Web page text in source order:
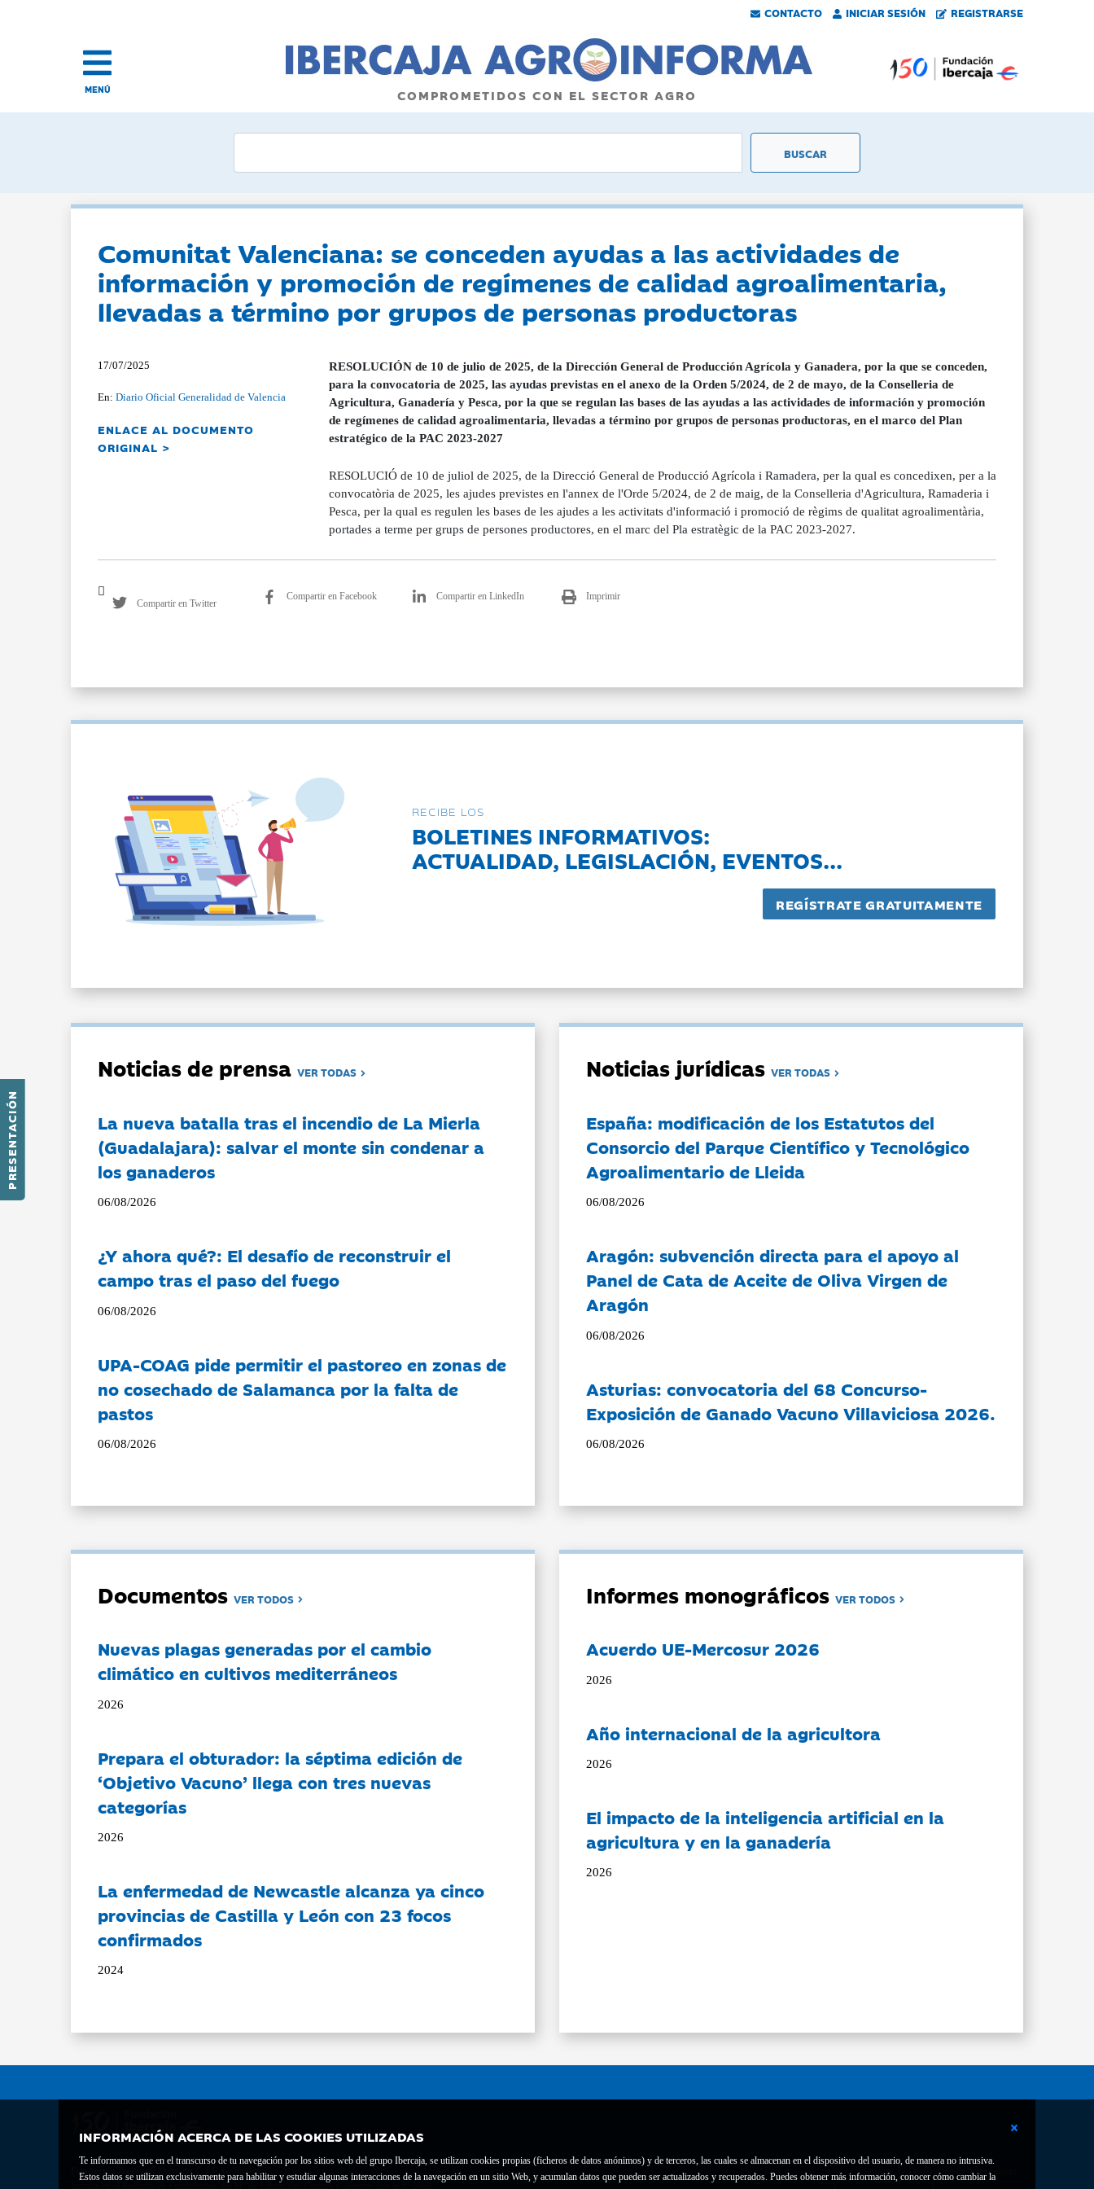
CONTACTO INICIAR SESIÓN REGISTRARSE
PRESENTACIÓN
MENÚ COMPROMETIDOS CON EL SECTOR AGRO
INFORMACIÓN ACERCA DE LAS COOKIES UTILIZADAS
Te informamos que en el transcurso de tu navegación por los sitios web del grupo Ibercaja, se utilizan cookies propias (ficheros de datos anónimos) y de terceros, las cuales se almacenan en el dispositivo del usuario, de manera no intrusiva.
Estos datos se utilizan exclusivamente para habilitar y estudiar algunas interacciones de la navegación en un sitio Web, y acumulan datos que pueden ser actualizados y recuperados. Puedes obtener más información, conocer cómo cambiar la
Comunitat Valenciana: se conceden ayudas a las actividades de
información y promoción de regímenes de calidad agroalimentaria,
llevadas a término por grupos de personas productoras
17/07/2025
En:Diario Oficial Generalidad de Valencia
ENLACE AL DOCUMENTO
ORIGINAL >
RESOLUCIÓN de 10 de julio de 2025, de la Dirección General de Producción Agrícola y Ganadera, por la que se conceden,
para la convocatoria de 2025, las ayudas previstas en el anexo de la Orden 5/2024, de 2 de mayo, de la Conselleria de
Agricultura, Ganadería y Pesca, por la que se regulan las bases de las ayudas a las actividades de información y promoción
de regímenes de calidad agroalimentaria, llevadas a término por grupos de personas productoras, en el marco del Plan
estratégico de la PAC 2023-2027
RESOLUCIÓ de 10 de juliol de 2025, de la Direcció General de Producció Agrícola i Ramadera, per la qual es concedixen, per a la
convocatòria de 2025, les ajudes previstes en l'annex de l'Orde 5/2024, de 2 de maig, de la Conselleria d'Agricultura, Ramaderia i
Pesca, per la qual es regulen les bases de les ajudes a les activitats d'informació i promoció de règims de qualitat agroalimentària,
portades a terme per grups de persones productores, en el marc del Pla estratègic de la PAC 2023-2027.
Compartir en Twitter
Compartir en Facebook Compartir en LinkedIn Imprimir
RECIBE LOS
BOLETINES INFORMATIVOS:
ACTUALIDAD, LEGISLACIÓN, EVENTOS...
Noticias de prensaVER TODAS
La nueva batalla tras el incendio de La Mierla
(Guadalajara): salvar el monte sin condenar a
los ganaderos
06/08/2026
¿Y ahora qué?: El desafío de reconstruir el
campo tras el paso del fuego
06/08/2026
UPA-COAG pide permitir el pastoreo en zonas de
no cosechado de Salamanca por la falta de
pastos
06/08/2026
Noticias jurídicasVER TODAS
España: modificación de los Estatutos del
Consorcio del Parque Científico y Tecnológico
Agroalimentario de Lleida
06/08/2026
Aragón: subvención directa para el apoyo al
Panel de Cata de Aceite de Oliva Virgen de
Aragón
06/08/2026
Asturias: convocatoria del 68 Concurso-
Exposición de Ganado Vacuno Villaviciosa 2026.
06/08/2026
DocumentosVER TODOS
Nuevas plagas generadas por el cambio
climático en cultivos mediterráneos
2026
Prepara el obturador: la séptima edición de
‘Objetivo Vacuno’ llega con tres nuevas
categorías
2026
La enfermedad de Newcastle alcanza ya cinco
provincias de Castilla y León con 23 focos
confirmados
2024
Informes monográficosVER TODOS
Acuerdo UE-Mercosur 2026
2026
Año internacional de la agricultora
2026
El impacto de la inteligencia artificial en la
agricultura y en la ganadería
2026
Fundación Bancaria Ibercaja C.I.F. G-50000652.
Inscrita en el Registro de Fundaciones del Mº de Educación, Cultura y Deporte con el nº 1689.
Contacto Declaración de accesibilidad